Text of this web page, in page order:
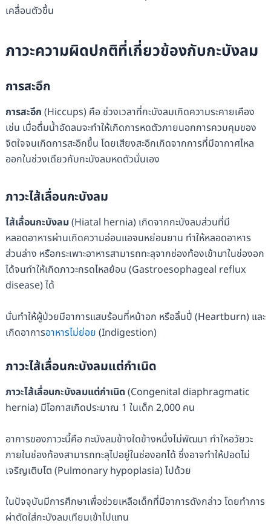
เคลื่อนตัวขึ้น
ภาวะความผิดปกติที่เกี่ยวข้องกับกะบังลม
การสะอึก
การสะอึก (Hiccups) คือ ช่วงเวลาที่กะบังลมเกิดความระคายเคือง
เช่น เมื่อดื่มน้ำอัดลมจะทำให้เกิดการหดตัวภายนอกการควบคุมของ
จิตใจจนเกิดการสะอึกขึ้น โดยเสียงสะอึกเกิดจากการที่มีอากาศไหล
ออกในช่วงเดียวกับกะบังลมหดตัวนั่นเอง
ภาวะไส้เลื่อนกะบังลม
ไส้เลื่อนกะบังลม(Hiatal hernia) เกิดจากกะบังลมส่วนที่มี
หลอดอาหารผ่านเกิดความอ่อนแอจนหย่อนยาน ทำให้หลอดอาหาร
ส่วนล่าง หรือกระเพาะอาหารสามารถทะลุจากช่องท้องเข้ามาในช่องอก
ได้จนทำให้เกิดภาวะกรดไหลย้อน (Gastroesophageal reflux
disease) ได้
นั่นทำให้ผู้ป่วยมีอาการแสบร้อนที่หน้าอก หรือลิ้นปี่ (Heartburn) และ
เกิดอาการอาหารไม่ย่อย (Indigestion)
ภาวะไส้เลื่อนกะบังลมแต่กำเนิด
ภาวะไส้เลื่อนกะบังลมแต่กำเนิด (Congenital diaphragmatic
hernia) มีโอกาสเกิดประมาณ 1 ในเด็ก 2,000 คน
อาการของภาวะนี้คือ กะบังลมข้างใดข้างหนึ่งไม่พัฒนา ทำใหอวัยวะ
ภายในช่องท้องสามารถทะลุไปอยู่ในช่องอกได้ ซึ่งอาจทำให้ปอดไม่
เจริญเติบโต (Pulmonary hypoplasia) ไปด้วย
ในปัจจุบันมีการศึกษาเพื่อช่วยเหลือเด็กที่มีอาการดังกล่าว โดยทำการ
ผ่าตัดใส่กะบังลมเทียมเข้าไปแทน